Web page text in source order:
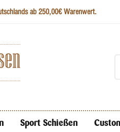
ab 250,00€ Warenwert.
Sport Schießen